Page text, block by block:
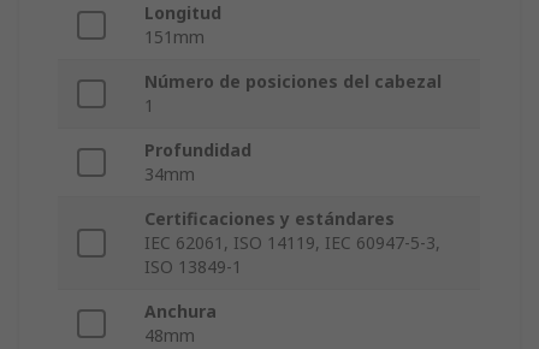
Longitud
151mm
Número de posiciones del cabezal
1
Profundidad
34mm
Certificaciones y estándares
IEC 62061, ISO 14119, IEC 60947-5-3,
ISO 13849-1
Anchura
48mm